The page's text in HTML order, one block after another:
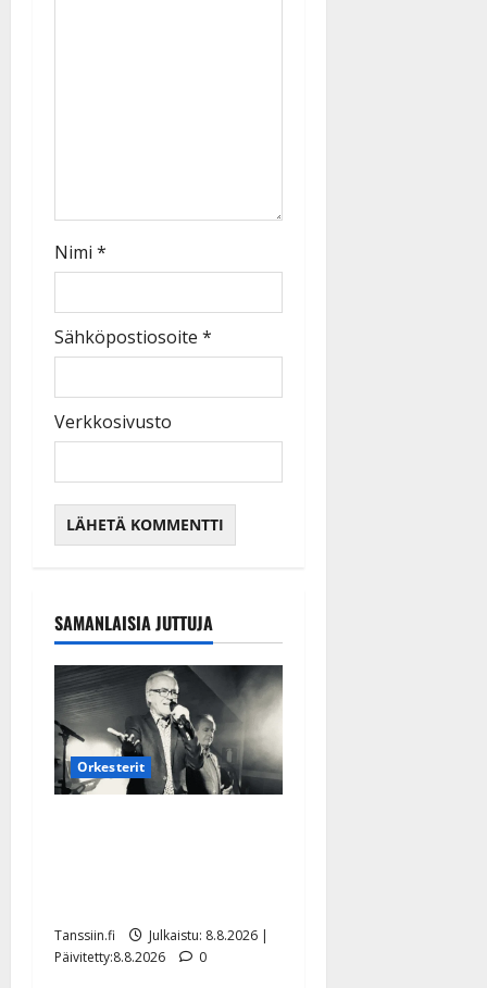
Nimi *
Sähköpostiosoite *
Verkkosivusto
SAMANLAISIA JUTTUJA
Orkesterit
Tanssiin.fi
Julkaistu: 8.8.2026 |
Päivitetty:8.8.2026
0